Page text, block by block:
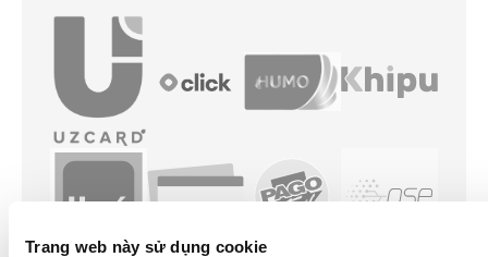
Trang web này sử dụng cookie